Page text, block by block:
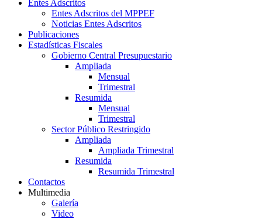
Entes Adscritos
Entes Adscritos del MPPEF
Noticias Entes Adscritos
Publicaciones
Estadísticas Fiscales
Gobierno Central Presupuestario
Ampliada
Mensual
Trimestral
Resumida
Mensual
Trimestral
Sector Público Restringido
Ampliada
Ampliada Trimestral
Resumida
Resumida Trimestral
Contactos
Multimedia
Galería
Video